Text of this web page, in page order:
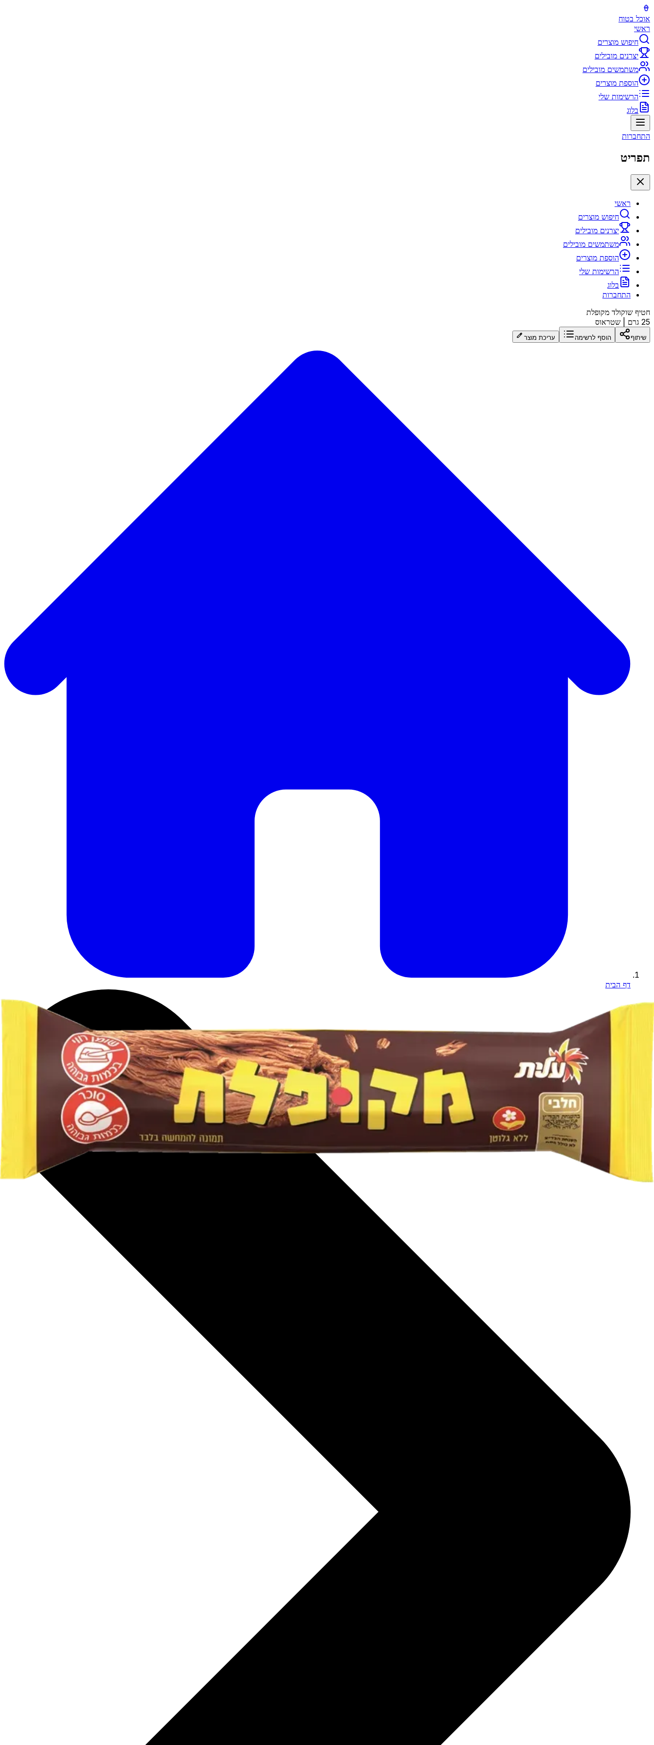
אוכל בטוח
ראשי
חיפוש מוצרים
יצרנים מובילים
משתמשים מובילים
הוספת מוצרים
הרשימות שלי
בלוג
התחברות
תפריט
ראשי
חיפוש מוצרים
יצרנים מובילים
משתמשים מובילים
הוספת מוצרים
הרשימות שלי
בלוג
התחברות
חטיף שוקולד מקופלת
25 גרם
שטראוס
שיתוף הוסף לרשימה עריכת מוצר
דף הבית